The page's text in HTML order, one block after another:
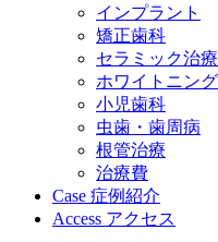
インプラント
矯正歯科
セラミック治療
ホワイトニング
小児歯科
虫歯・歯周病
根管治療
治療費
Case 症例紹介
Access アクセス